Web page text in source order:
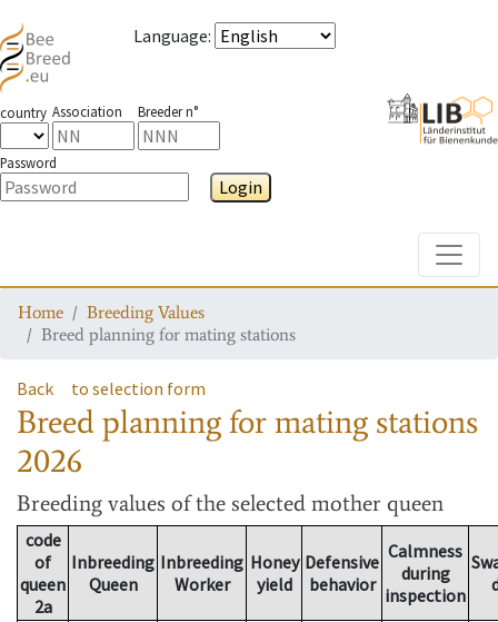
Language:
country Association Breeder n°
Password
Login
Home
Breeding Values
Breed planning for mating stations
Back to selection form
Breed planning for mating stations
2026
Breeding values of the selected mother queen
code
of
queen
2a
Inbreeding
Queen
Inbreeding
Worker
Honey
yield
Defensive
behavior
Calmness
during
inspection